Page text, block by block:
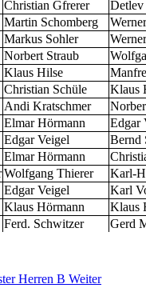
Christian Gfrerer Detlev
Martin Schomberg
Markus Sohler
Norbert Straub
Klaus Hilse
Christian Schüle Klaus
Andi Kratschmer
Elmar Hörmann Edgar
Edgar Veigel Bernd
Elmar Hörmann
Wolfgang Thierer Karl-
Edgar Veigel Karl
Klaus Hörmann Klaus
Ferd. Schwitzer Gerd
Herren B Weiter